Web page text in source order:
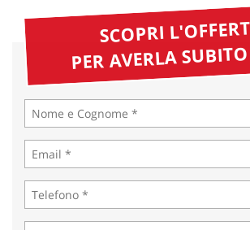
SCOPRI
PER AVERLA